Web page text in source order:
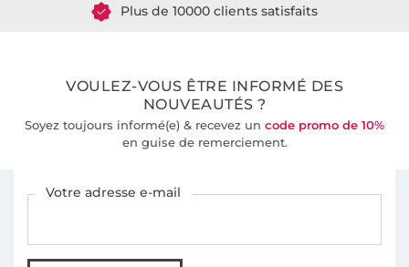
VOULEZ-VOUS ÊTRE INFORMÉ DES
NOUVEAUTÉS ?
Soyez toujours informé(e) & recevez un code promo de 10%
en guise de remerciement.
Votre adresse e-mail